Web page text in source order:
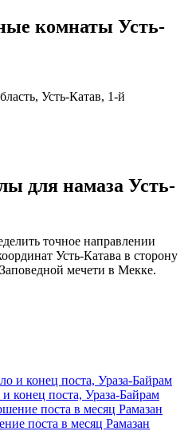
комнаты Усть-
Усть-Катав, 1-й
для намаза Усть-
точное направлении
Усть-Катава в сторону
мечети в Мекке.
конец поста, Ураза-Байрам
поста в месяц Рамазан